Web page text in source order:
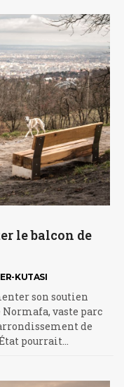
le balcon de
KUTASI
son soutien
vaste parc
de
pourrait…